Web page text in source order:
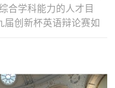
合学科能力的人才目
届创新杯英语辩论赛如
姚鹿鸣、林月、曾德